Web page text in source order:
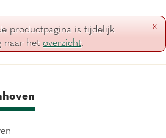
x
productpagina is tijdelijk
naar het overzicht.